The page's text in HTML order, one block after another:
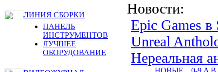
ЛИНИЯ СБОРКИ
ПАНЕЛЬ
ИНСТРУМЕНТОВ
ЛУЧШЕЕ
ОБОРУДОВАНИЕ
Новости:
Epic Games в
Unreal
Нереальная
НОВЫЕ 0-9 A B